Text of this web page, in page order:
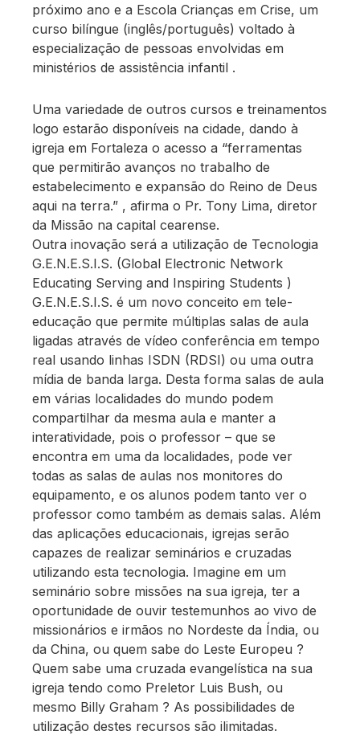
próximo ano e a Escola Crianças em Crise, um
curso bilíngue (inglês/português) voltado à
especialização de pessoas envolvidas em
ministérios de assistência infantil .
Uma variedade de outros cursos e treinamentos
logo estarão disponíveis na cidade, dando à
igreja em Fortaleza o acesso a “ferramentas
que permitirão avanços no trabalho de
estabelecimento e expansão do Reino de Deus
aqui na terra.” , afirma o Pr. Tony Lima, diretor
da Missão na capital cearense.
Outra inovação será a utilização de Tecnologia
G.E.N.E.S.I.S. (Global Electronic Network
Educating Serving and Inspiring Students )
G.E.N.E.S.I.S. é um novo conceito em tele-
educação que permite múltiplas salas de aula
ligadas através de vídeo conferência em tempo
real usando linhas ISDN (RDSI) ou uma outra
mídia de banda larga. Desta forma salas de aula
em várias localidades do mundo podem
compartilhar da mesma aula e manter a
interatividade, pois o professor – que se
encontra em uma da localidades, pode ver
todas as salas de aulas nos monitores do
equipamento, e os alunos podem tanto ver o
professor como também as demais salas. Além
das aplicações educacionais, igrejas serão
capazes de realizar seminários e cruzadas
utilizando esta tecnologia. Imagine em um
seminário sobre missões na sua igreja, ter a
oportunidade de ouvir testemunhos ao vivo de
missionários e irmãos no Nordeste da Índia, ou
da China, ou quem sabe do Leste Europeu ?
Quem sabe uma cruzada evangelística na sua
igreja tendo como Preletor Luis Bush, ou
mesmo Billy Graham ? As possibilidades de
utilização destes recursos são ilimitadas.